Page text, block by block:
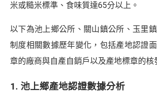
米或糙米標準、食味質達65分以上。
以下為池上鄉公所、關山鎮公所、玉里
制度相關數據歷年變化，包括產地認證
章的廠商與自產自銷戶以及產地標章的核
1. 池上鄉產地認證數據分析